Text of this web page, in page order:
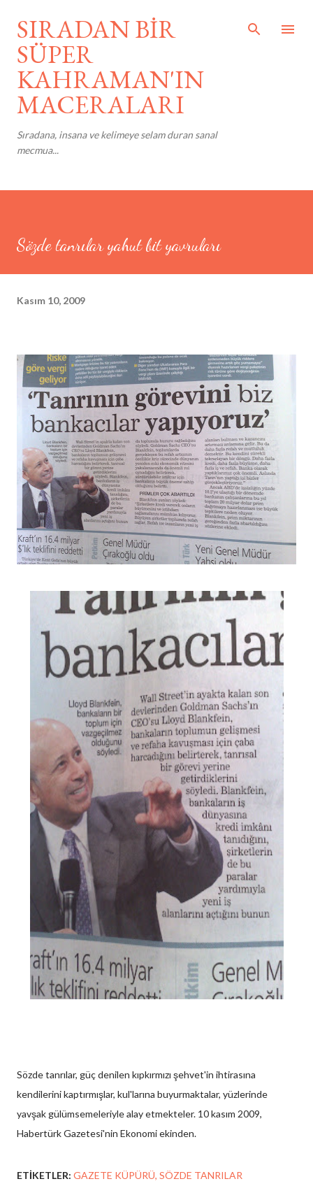
Ana içeriğe atla
SIRADAN BİR
SÜPER
KAHRAMAN'IN
MACERALARI
Sıradana, insana ve kelimeye selam duran sanal
mecmua...
Sözde tanrılar yahut bit yavruları
Kasım 10, 2009
Sözde tanrılar, güç denilen kıpkırmızı şehvet'in ihtirasına
kendilerini kaptırmışlar, kul'larına buyurmaktalar, yüzlerinde
yavşak gülümsemeleriyle alay etmekteler. 10 kasım 2009,
Habertürk Gazetesi'nin Ekonomi ekinden.
ETIKETLER: GAZETE KÜPÜRÜ SÖZDE TANRILAR